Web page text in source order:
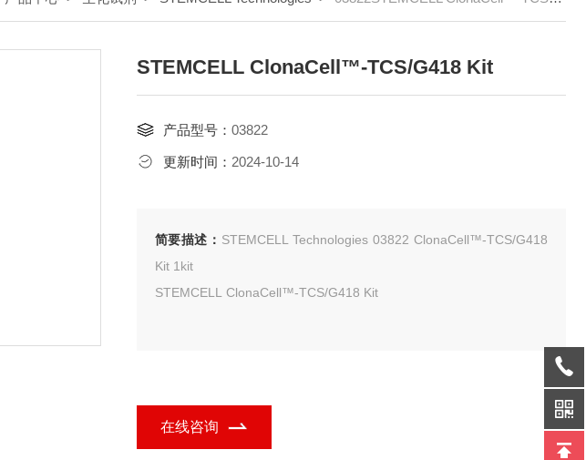
STEMCELL ClonaCell™-TCS/G418 Kit
产品型号： 03822
更新时间： 2024-10-14
简要描述： STEMCELL Technologies 03822 ClonaCell™-TCS/G418
Kit 1kit
STEMCELL ClonaCell™-TCS/G418 Kit
在线咨询